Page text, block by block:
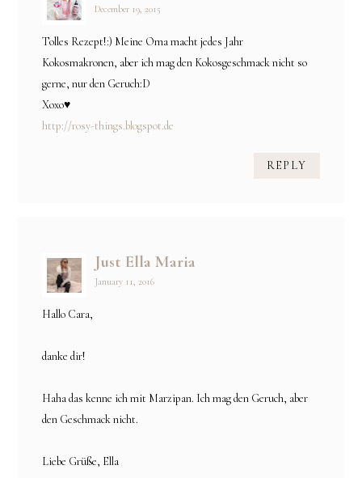
December 19, 2015
Tolles Rezept!:) Meine Oma macht jedes Jahr
Kokosmakronen, aber ich mag den Kokosgeschmack nicht so
gerne, nur den Geruch:D
Xoxo♥
http://rosy-things.blogspot.de
REPLY
Just Ella Maria
January 11, 2016
Hallo Cara,
danke dir!
Haha das kenne ich mit Marzipan. Ich mag den Geruch, aber
den Geschmack nicht.
Liebe Grüße, Ella